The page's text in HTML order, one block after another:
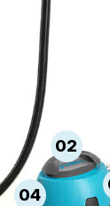
02
04